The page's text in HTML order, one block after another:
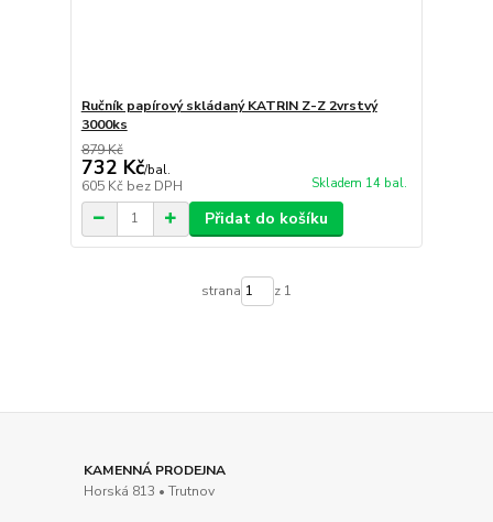
Ručník papírový skládaný KATRIN Z-Z 2vrstvý
3000ks
879 Kč
732 Kč/bal.
605 Kč bez DPH Skladem 14 bal.
Přidat do košíku
strana z 1
KAMENNÁ PRODEJNA
Horská 813 • Trutnov